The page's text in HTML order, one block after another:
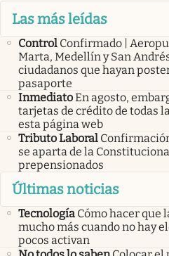
Las más leídas
Control Confirmado |
Marta, Medellín y San
ciudadanos que hayan
pasaporte
InmediatoEn agosto,
tarjetas de crédito de todas
esta página web
Tributo Laboral
se aparta de la
prepensionados
Últimas noticias
Tecnología Cómo hacer que
mucho más cuando no hay
pocos activan